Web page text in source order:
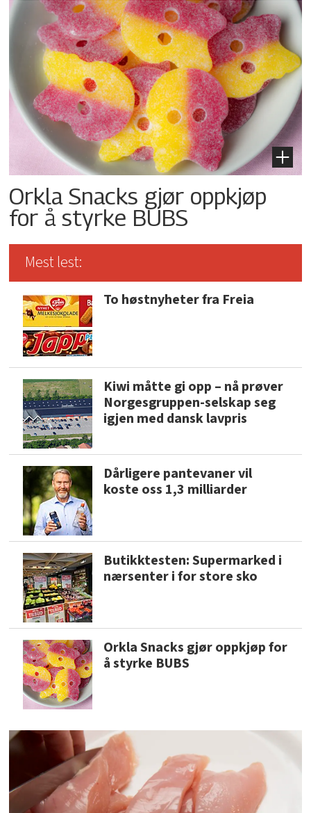
Orkla Snacks gjør oppkjøp
for å styrke BUBS
Mest lest:
To høstnyheter fra Freia
Kiwi måtte gi opp – nå prøver
Norgesgruppen-selskap seg
igjen med dansk lavpris
Dårligere pantevaner vil
koste oss 1,3 milliarder
Butikktesten: Supermarked i
nærsenter i for store sko
Orkla Snacks gjør oppkjøp for
å styrke BUBS